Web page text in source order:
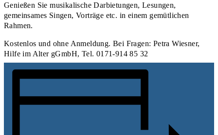
Genießen Sie musikalische Darbietungen, Lesungen,
gemeinsames Singen, Vorträge etc. in einem gemütlichen
Rahmen.
Kostenlos und ohne Anmeldung. Bei Fragen: Petra Wiesner,
Hilfe im Alter gGmbH, Tel. 0171-914 85 32